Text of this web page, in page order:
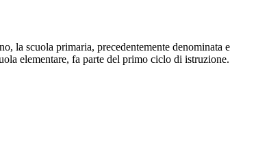
la scuola primaria, precedentemente denominata e
elementare, fa parte del primo ciclo di istruzione.